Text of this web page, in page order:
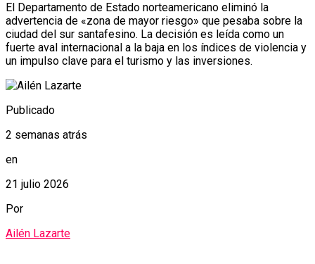
El Departamento de Estado norteamericano eliminó la
advertencia de «zona de mayor riesgo» que pesaba sobre la
ciudad del sur santafesino. La decisión es leída como un
fuerte aval internacional a la baja en los índices de violencia y
un impulso clave para el turismo y las inversiones.
Publicado
2 semanas atrás
en
21 julio 2026
Por
Ailén Lazarte